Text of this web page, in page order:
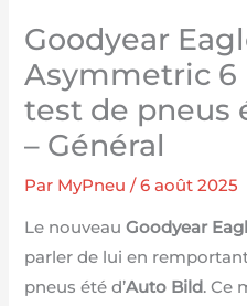
Goodyear
Asymmetric
test de pneus
– Général
Par MyPneu/6 août 2025
Le nouveauGoodyear
parler de lui en
pneus été d’Auto Bild. Ce